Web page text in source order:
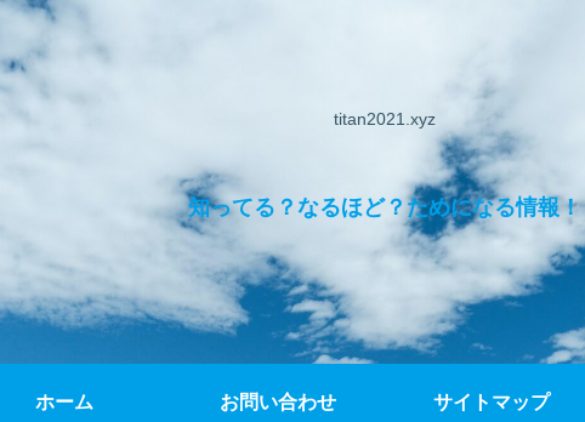
titan2021.xyz
知ってる？なるほど？ためになる情報！
ホーム お問い合わせ サイトマップ